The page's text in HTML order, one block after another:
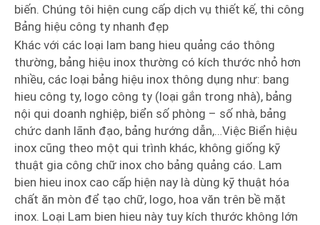
biến. Chúng tôi hiện cung cấp dịch vụ thiết kế, thi công
Bảng hiệu công ty nhanh đẹp
Khác với các loại lam bang hieu quảng cáo thông
thường, bảng hiệu inox thường có kích thước nhỏ hơn
nhiều, các loại bảng hiệu inox thông dụng như: bang
hieu công ty, logo công ty (loại gắn trong nhà), bảng
nội qui doanh nghiệp, biển số phòng – số nhà, bảng
chức danh lãnh đạo, bảng hướng dẫn,…Việc Biển hiệu
inox cũng theo một qui trình khác, không giống kỹ
thuật gia công chữ inox cho bảng quảng cáo. Lam
bien hieu inox cao cấp hiện nay là dùng kỹ thuật hóa
chất ăn mòn để tạo chữ, logo, hoa văn trên bề mặt
inox. Loại Lam bien hieu này tuy kích thước không lớn